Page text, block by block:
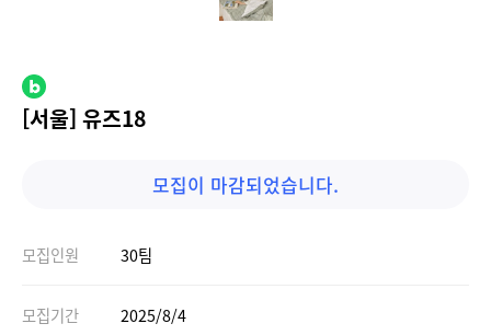
[서울] 유즈18
모집이 마감되었습니다.
모집인원 30팀
모집기간
2025/8/4